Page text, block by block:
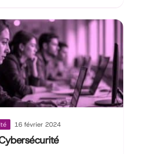
16 février 2024